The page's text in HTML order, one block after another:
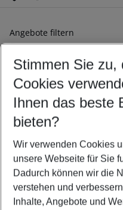
Angebote filtern
Ändern Sie Ihre Kriterien
Abflughafen wählen
Beliebiger Abflughafen
Reisezeitraum wählen
11.08.26– 09.08.27
2 Erwachsene
Mehr
Stimmen Sie zu,
Cookies
Ihnen das beste
bieten?
Wir verwenden Cookies
unsere Webseite für Sie
Dadurch können wir die
verstehen und
Inhalte, Angebote und